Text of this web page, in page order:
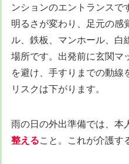
ンションのエントランスで
明るさが変わり、足元の感
ル、鉄板、マンホール、白
場所です。出発前に玄関マ
を避け、手すりまでの動線
リスクは下がります。
雨の日の外出準備では、本
整えること。これが介護す